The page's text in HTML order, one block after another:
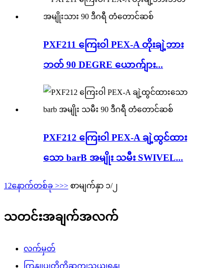
PXF211 ကြေးဝါ PEX-A တိုးချဲ့ဘား
ဘတ် 90 DEGRE ယောက်ျား...
PXF212 ကြေးဝါ PEX-A ချဲ့ထွင်ထား
သော barB အမျိုး သမီး SWIVEL...
1 2နောက်တစ်ခု >>> စာမျက်နှာ ၁/၂
သတင်းအချက်အလက်
လက်မှတ်
ကြှနျုပျတို့ကိုဆကျသှယျရနျ